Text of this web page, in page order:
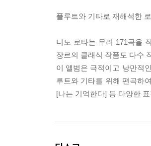
플루트와 기타로 재해석한
니노 로타는 무려 171곡을
장르의 클래식 작품도 다수
이 앨범은 극적이고 낭만적
루트와 기타를 위해 편곡하
[나는 기억한다] 등 다양한